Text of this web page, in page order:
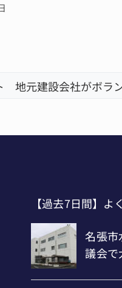
地元建設会社がボラ
【過去7日間】